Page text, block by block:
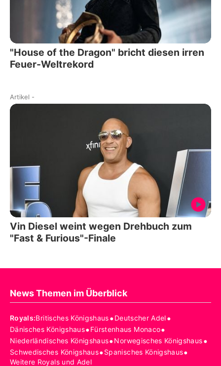
"House of the Dragon" bricht diesen irren
Feuer-Weltrekord
Artikel -
Vin Diesel weint wegen Drehbuch zum
"Fast & Furious"-Finale
News Themen im Überblick
Royals:Britisches Königshaus•Deutscher Adel•
Dänisches Königshaus•Fürstenhaus Monaco•
Niederländisches Königshaus•Norwegisches Königshaus•
Schwedisches Königshaus•Spanisches Königshaus•
Weitere Royals und Adel